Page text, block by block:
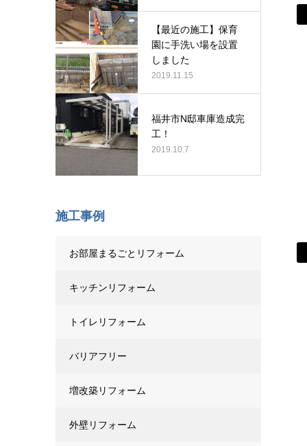
【最近の施工】保育
園に手洗い場を設置
しました
2019.11.15
福井市N邸車庫造成完
工！
2019.10.7
施工事例
お部屋まるごとリフォーム
キッチンリフォーム
トイレリフォーム
バリアフリー
増改築リフォーム
外壁リフォーム